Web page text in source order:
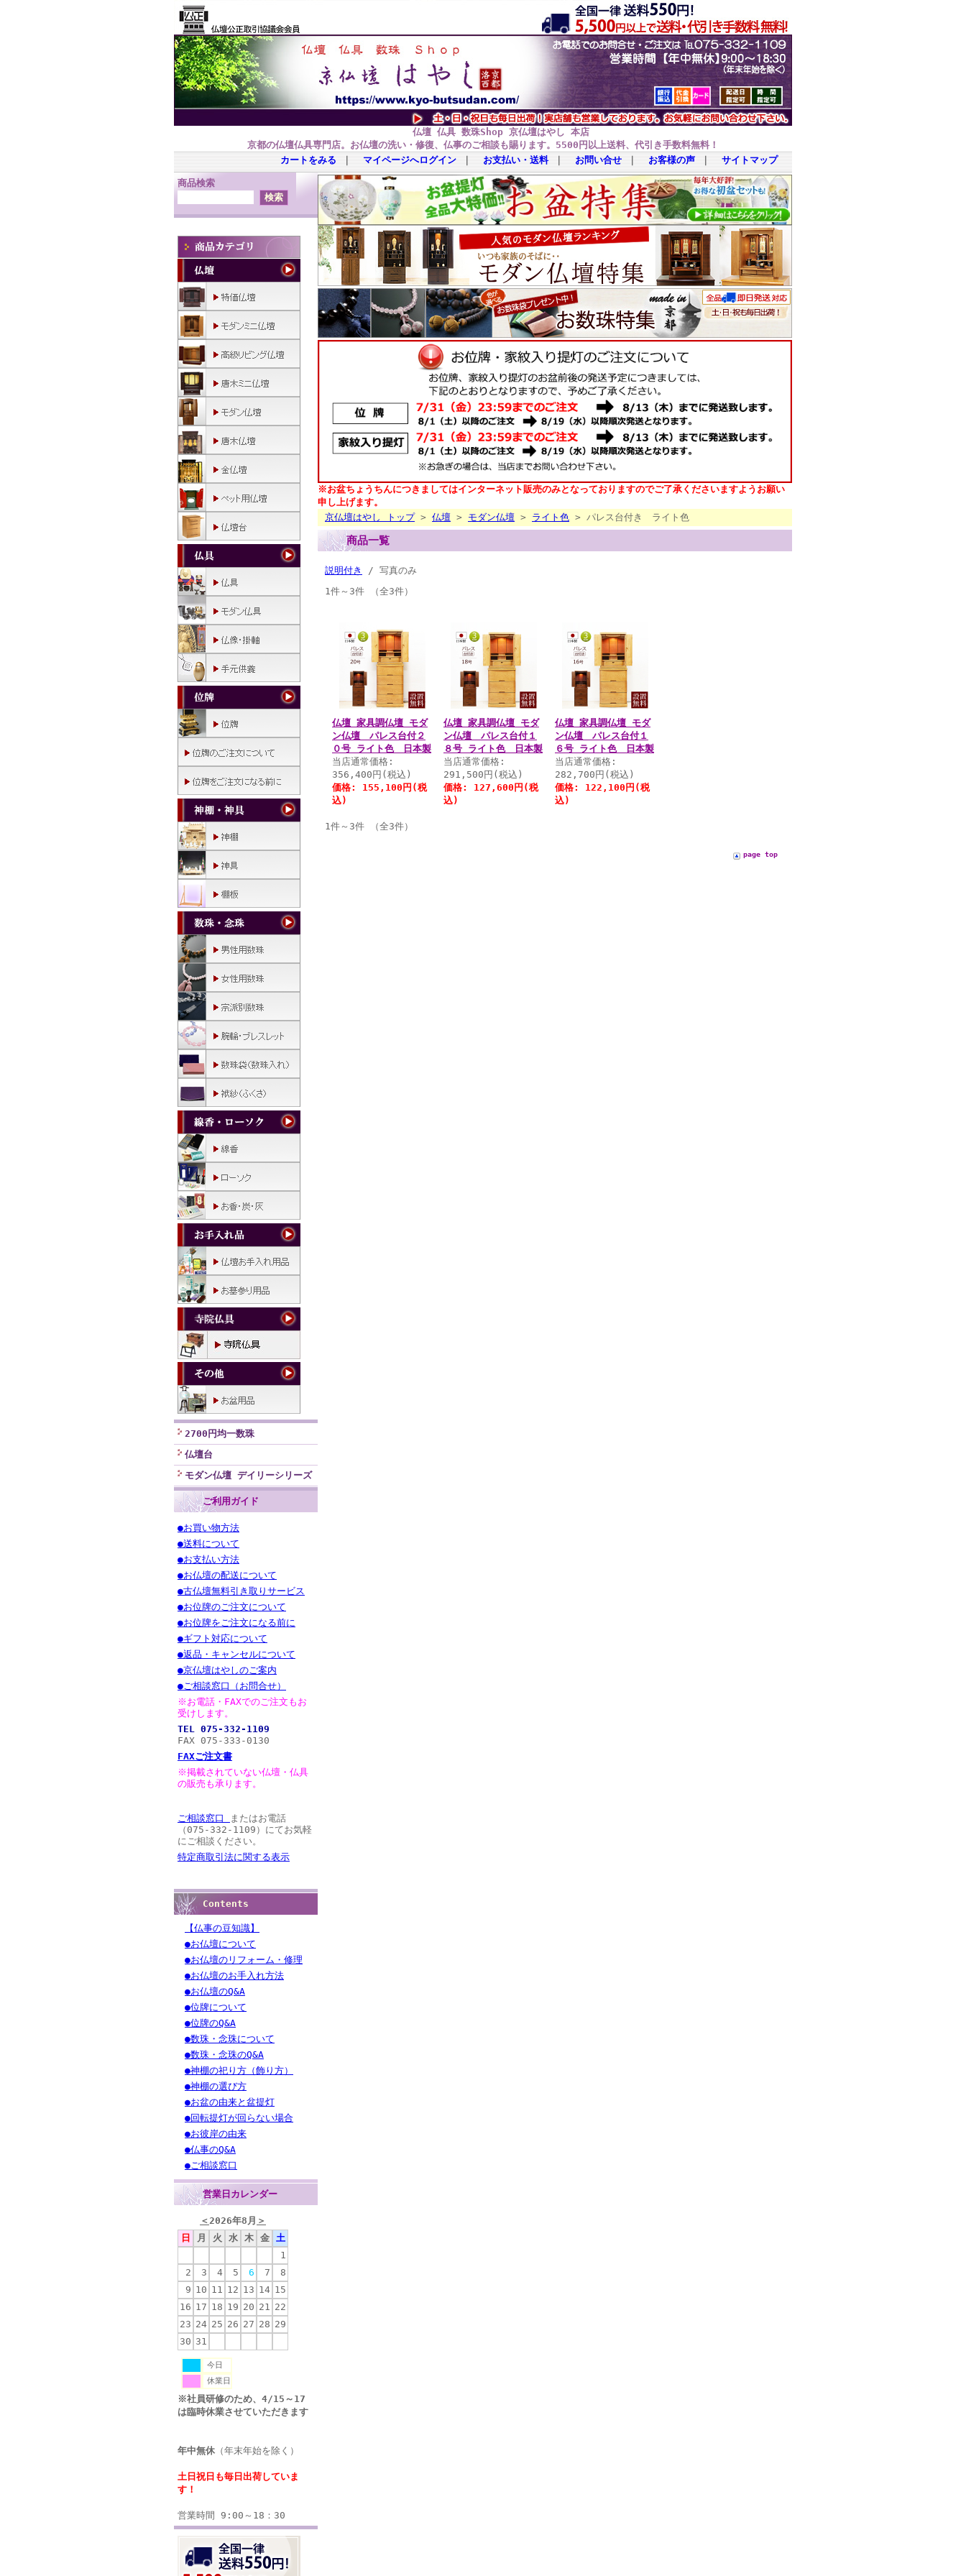
仏壇 仏具 数珠Shop 京仏壇はやし 本店
京都の仏壇仏具専門店。お仏壇の洗い・修復、仏事のご相談も賜ります。5500円以上送料、代引き手数料無料！
カートをみる｜ マイページへログイン｜ お支払い・送料｜ お問い合せ｜ お客様の声｜ サイトマップ
商品検索
2700円均一数珠
仏壇台
モダン仏壇 デイリーシリーズ
ご利用ガイド
●お買い物方法
●送料について
●お支払い方法
●お仏壇の配送について
●古仏壇無料引き取りサービス
●お位牌のご注文について
●お位牌をご注文になる前に
●ギフト対応について
●返品・キャンセルについて
●京仏壇はやしのご案内
●ご相談窓口（お問合せ）
※お電話・FAXでのご注文もお
受けします。
TEL 075-332-1109
FAX 075-333-0130
FAXご注文書
※掲載されていない仏壇・仏具
の販売も承ります。
ご相談窓口
またはお電話
（075-332-1109）にてお気軽
にご相談ください。
特定商取引法に関する表示
Contents
【仏事の豆知識】
●お仏壇について
●お仏壇のリフォーム・修理
●お仏壇のお手入れ方法
●お仏壇のQ&A
●位牌について
●位牌のQ&A
●数珠・念珠について
●数珠・念珠のQ&A
●神棚の祀り方（飾り方）
●神棚の選び方
●お盆の由来と盆提灯
●回転提灯が回らない場合
●お彼岸の由来
●仏事のQ&A
●ご相談窓口
営業日カレンダー
＜2026年8月 ＞
日
月 火 水 木 金
土
1
2
3 4 5 6 7
8
9 10 11 12 13 14 15
16 17 18 19 20 21 22
23 24 25 26 27 28 29
30 31
今日
休業日
※社員研修のため、4/15～17
は臨時休業させていただきます
年中無休 （年末年始を除く）
土日祝日も毎日出荷していま
す！
営業時間 9:00～18：30
※お盆ちょうちんにつきましてはインターネット販売のみとなっておりますのでご了承くださいますようお願い
申し上げます。
京仏壇はやし トップ> 仏壇 > モダン仏壇 > ライト色 > パレス台付き ライト色
商品一覧
説明付き
/ 写真のみ
1件～3件 （全3件）
仏壇 家具調仏壇 モダ
ン仏壇 パレス台付２
０号 ライト色 日本製
当店通常価格:
356,400円(税込)
価格: 155,100円 (税
込)
仏壇 家具調仏壇 モダ
ン仏壇 パレス台付１
８号 ライト色 日本製
当店通常価格:
291,500円(税込)
価格: 127,600円 (税
込)
仏壇 家具調仏壇 モダ
ン仏壇 パレス台付１
６号 ライト色 日本製
当店通常価格:
282,700円(税込)
価格: 122,100円 (税
込)
1件～3件 （全3件）
page top